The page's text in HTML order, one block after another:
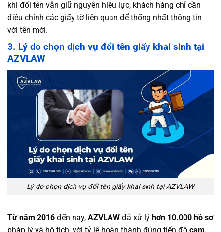
khi đổi tên vẫn giữ nguyên hiệu lực, khách hàng chỉ cần
điều chỉnh các giấy tờ liên quan để thống nhất thông tin
với tên mới.
3. Lý do chọn dịch vụ đổi tên giấy khai sinh tại
AZVLAW
Lý do chọn dịch vụ đổi tên giấy khai sinh tại AZVLAW
Từ năm 2016 đến nay, AZVLAW đã xử lý hơn 10.000 hồ sơ
pháp lý và hộ tịch, với tỷ lệ hoàn thành đúng tiến độ cam